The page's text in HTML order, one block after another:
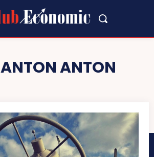
ANTON ANTON